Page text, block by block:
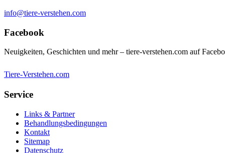
info@tiere-verstehen.com
Facebook
Neuigkeiten, Geschichten und mehr – tiere-verstehen.com auf
Tiere-Verstehen.com
Service
Links & Partner
Behandlungsbedingungen
Kontakt
Sitemap
Datenschutz